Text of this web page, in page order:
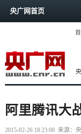
央广网首页
阿里腾讯大
2015-02-26 18:23:00 来源：